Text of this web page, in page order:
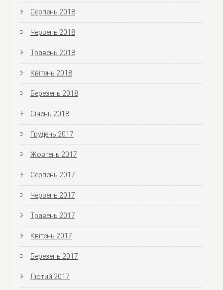
Серпень 2018
Червень 2018
Травень 2018
Квітень 2018
Березень 2018
Січень 2018
Грудень 2017
Жовтень 2017
Серпень 2017
Червень 2017
Травень 2017
Квітень 2017
Березень 2017
Лютий 2017